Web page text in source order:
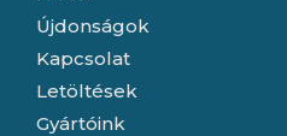
Újdonságok
Kapcsolat
Letöltések
Gyártóink